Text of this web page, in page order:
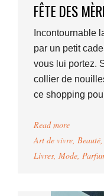
FÊTE DES
Incontournable
par un petit
vous lui portez.
collier de
ce shopping
Read more
Art de vivre, Beauté,
Livres, Mode,